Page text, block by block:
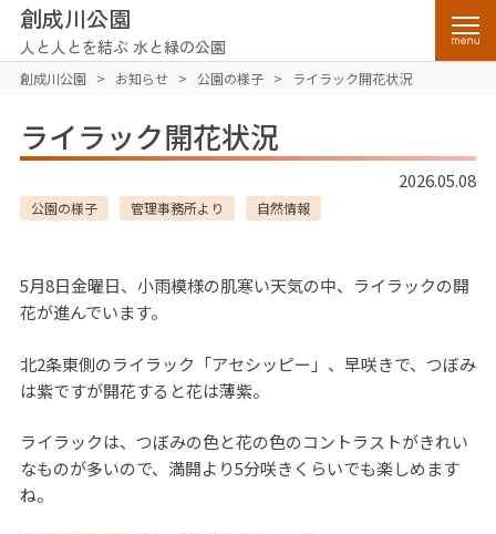
創成川公園
人と人とを結ぶ 水と緑の公園
創成川公園 > お知らせ > 公園の様子 > ライラック開花状況
ライラック開花状況
2026.05.08
公園の様子 管理事務所より 自然情報
5月8日金曜日、小雨模様の肌寒い天気の中、ライラックの開
花が進んでいます。
北2条東側のライラック「アセシッピー」、早咲きで、つぼみ
は紫ですが開花すると花は薄紫。
ライラックは、つぼみの色と花の色のコントラストがきれい
なものが多いので、満開より5分咲きくらいでも楽しめます
ね。